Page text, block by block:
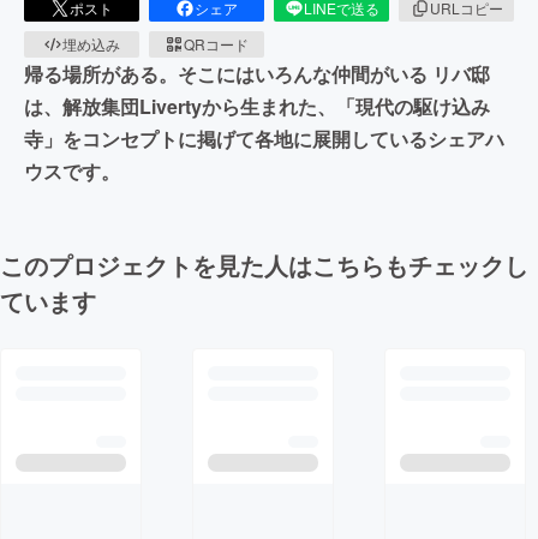
ポスト シェア LINEで送る
URLコピー
埋め込み
QRコード
帰る場所がある。そこにはいろんな仲間がいる リバ邸
は、解放集団Livertyから生まれた、「現代の駆け込み
寺」をコンセプトに掲げて各地に展開しているシェアハ
ウスです。
このプロジェクトを見た人はこちらもチェックし
ています